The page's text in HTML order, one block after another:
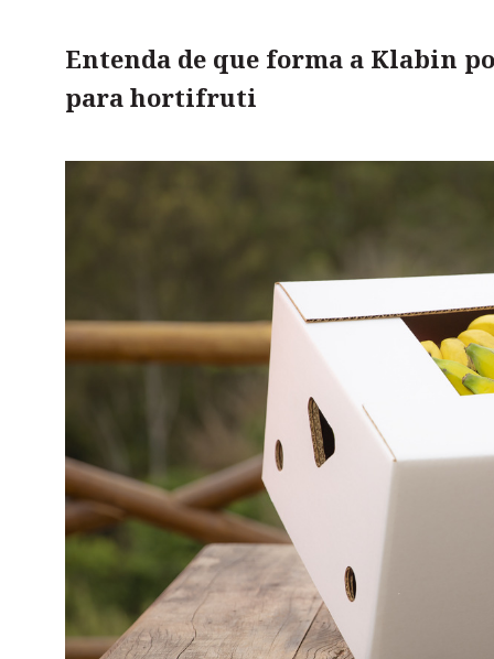
Entenda de que forma a Klabin
para hortifruti